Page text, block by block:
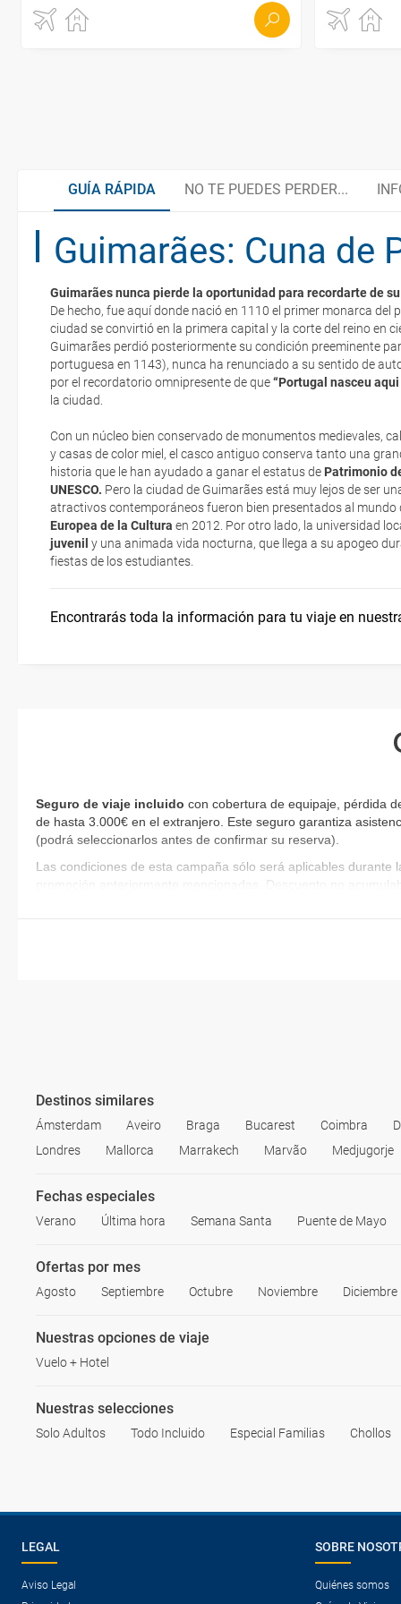
GUÍA RÁPIDA NO TE PUEDES PERDER...
Guimarães: Cuna de
Guimarães nunca pierde la oportunidad para recordarte de
De hecho, fue aquí donde nació en 1110 el primer monarca del
ciudad se convirtió en la primera capital y la corte del reino en
Guimarães perdió posteriormente su condición preeminente
portuguesa en 1143), nunca ha renunciado a su sentido de
por el recordatorio omnipresente de que“Portugal nasceu aqui
la ciudad.
Con un núcleo bien conservado de monumentos medievales,
y casas de color miel, el casco antiguo conserva tanto una
historia que le han ayudado a ganar el estatus de Patrimonio
UNESCO. Pero la ciudad de Guimarães está muy lejos de ser
atractivos contemporáneos fueron bien presentados al mundo
Europea de la Cultura en 2012. Por otro lado, la universidad
juvenil y una animada vida nocturna, que llega a su apogeo
fiestas de los estudiantes.
Encontrarás toda la información para tu viaje en
Caretos de Podence
Santuario do Bom Jesus
Visita la cuna de Portugal
Cocina regional
Organiza tu viaje
¿Cómo llegar?
¿Dónde alojarse?
Idioma
La documentación de tu reserva te será enviada por mail en el
esté realizado completamente.
Respecto a las tarjetas de embarque, casi todas las compañías
electrónicos por lo que podrás obtenerlas directamente en los
realizando el check-in por su web.
Eso sí, deberás estar atento si viajas con una compañía low cost,
exigen la presentación de la tarjeta de embarque (que deberás
no te carguen un suplemento extra en el mismo aeropuerto.
En caso de tener que enviarte la documentación de un paquete
te enviaremos la documentación de tu reserva alrededor de 10
imprimir y llevar contigo en el viaje.
Seguro de viaje incluido con cobertura de equipaje, pérdida
de hasta 3.000€ en el extranjero. Este seguro garantiza
(podrá seleccionarlos antes de confirmar su reserva)
Las condiciones de esta campaña sólo será aplicables
promoción anteriormente mencionadas. Descuento no
Destinos similares
Ámsterdam Aveiro Braga Bucarest Coimbra
Londres
Mallorca Marrakech Marvão Medjugorje
Fechas especiales
Verano Última hora Semana Santa Puente de Mayo
Ofertas por mes
Agosto Septiembre Octubre Noviembre Diciembre
Nuestras opciones de viaje
Vuelo + Hotel
Nuestras selecciones
Solo Adultos Todo Incluido Especial Familias Chollos
LEGAL
Aviso Legal
SOBRE
Quiénes somos